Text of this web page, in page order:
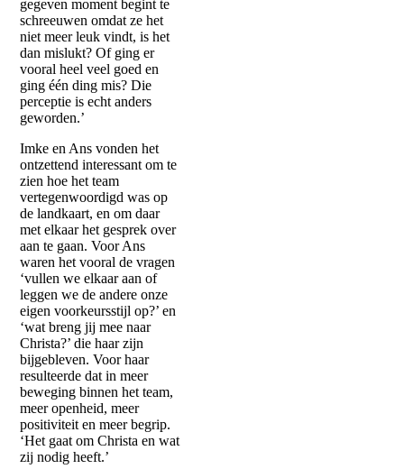
gegeven moment begint te
schreeuwen omdat ze het
niet meer leuk vindt, is het
dan mislukt? Of ging er
vooral heel veel goed en
ging één ding mis? Die
perceptie is echt anders
geworden.’
Imke en Ans vonden het
ontzettend interessant om te
zien hoe het team
vertegenwoordigd was op
de landkaart, en om daar
met elkaar het gesprek over
aan te gaan. Voor Ans
waren het vooral de vragen
‘vullen we elkaar aan of
leggen we de andere onze
eigen voorkeursstijl op?’ en
‘wat breng jij mee naar
Christa?’ die haar zijn
bijgebleven. Voor haar
resulteerde dat in meer
beweging binnen het team,
meer openheid, meer
positiviteit en meer begrip.
‘Het gaat om Christa en wat
zij nodig heeft.’